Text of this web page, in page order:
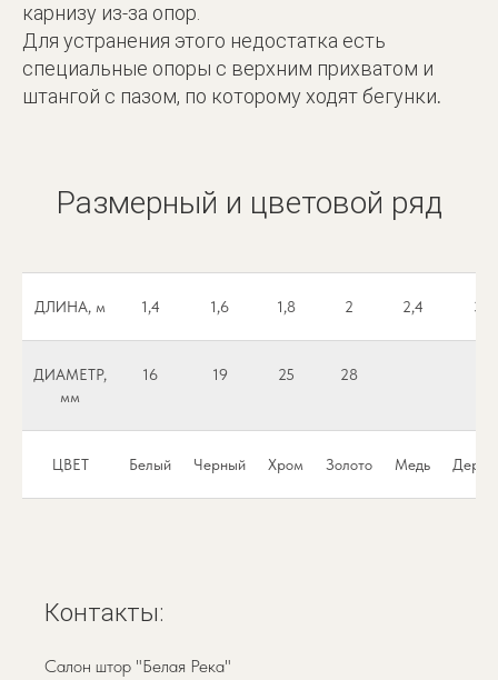
карнизу из-за опор.
Для устранения этого недостатка есть
специальные опоры с верхним прихватом и
штангой с пазом, по которому ходят бегунки.
Размерный и цветовой ряд
ДЛИНА, м 1,4 1,6 1,8 2 2,4 3
ДИАМЕТР,
мм
16 19 25 28
ЦВЕТ Белый Черный Хром Золото Медь
Контакты:
Салон штор "Белая Река"